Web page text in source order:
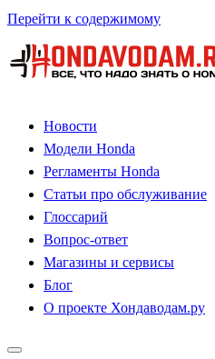
Перейти к содержимому
Новости
Модели Honda
Регламенты Honda
Статьи про обслуживание
Глоссарий
Вопрос-ответ
Магазины и сервисы
Блог
О проекте Хондаводам.ру